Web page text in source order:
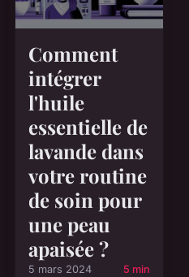
Comment
intégrer
l'huile
essentielle de
lavande dans
votre routine
de soin pour
une peau
apaisée ?
5 mars 2024 5 min